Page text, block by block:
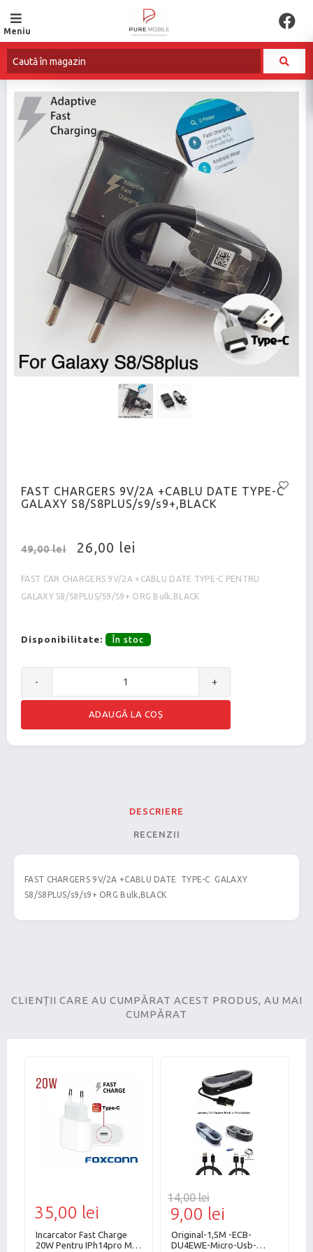
Meniu
FAST CHARGERS 9V/2A +CABLU DATE TYPE-C
GALAXY S8/S8PLUS/s9/s9+,BLACK
49,00 lei 26,00 lei
FAST CAR CHARGERS 9V/2A +CABLU DATE TYPE-C PENTRU
GALAXY S8/S8PLUS/S9/S9+ ORG Bulk,BLACK
Disponibilitate: În stoc
- +
DESCRIERE
RECENZII
FAST CHARGERS 9V/2A +CABLU DATE TYPE-C GALAXY
S8/S8PLUS/s9/s9+ ORG Bulk,BLACK
CLIENȚII CARE AU CUMPĂRAT ACEST PRODUS, AU MAI
CUMPĂRAT
35,00 lei
Incarcator Fast Charge
20W Pentru IPh14pro Max
14,00 lei
9,00 lei
Original-1,5M -ECB-
DU4EWE-Micro-Usb-